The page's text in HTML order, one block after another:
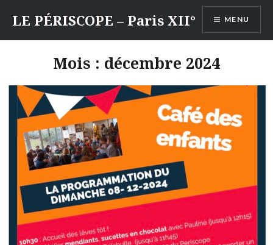
contenu
LE PÉRISCOPE – Paris XII° MENU
Mois : décembre 2024